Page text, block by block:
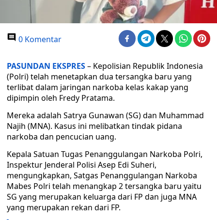
0 Komentar
PASUNDAN EKSPRES– Kepolisian Republik Indonesia
(Polri) telah menetapkan dua tersangka baru yang
terlibat dalam jaringan narkoba kelas kakap yang
dipimpin oleh Fredy Pratama.
Mereka adalah Satrya Gunawan (SG) dan Muhammad
Najih (MNA). Kasus ini melibatkan tindak pidana
narkoba dan pencucian uang.
Kepala Satuan Tugas Penanggulangan Narkoba Polri,
Inspektur Jenderal Polisi Asep Edi Suheri,
mengungkapkan, Satgas Penanggulangan Narkoba
Mabes Polri telah menangkap 2 tersangka baru yaitu
SG yang merupakan keluarga dari FP dan juga MNA
yang merupakan rekan dari FP.